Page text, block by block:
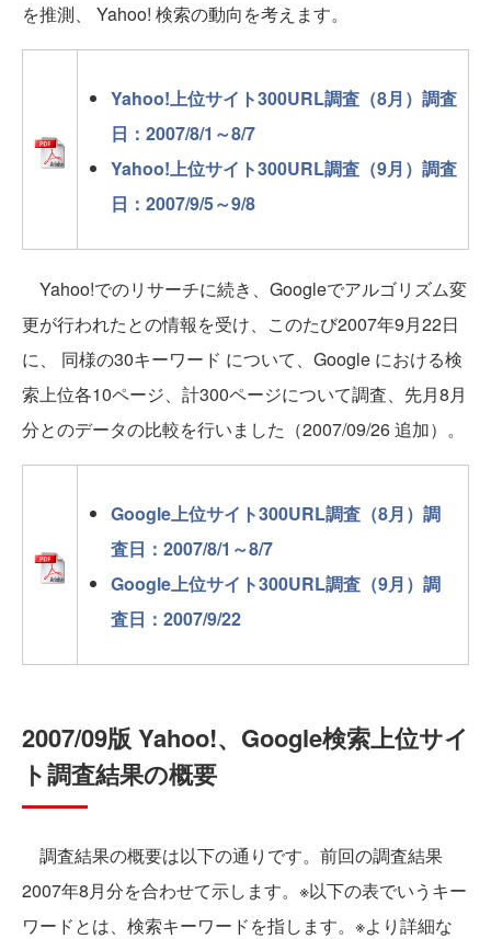
を推測、 Yahoo! 検索の動向を考えます。
Yahoo!上位サイト300URL調査（8月）調査
日：2007/8/1～8/7
Yahoo!上位サイト300URL調査（9月）調査
日：2007/9/5～9/8
Yahoo!でのリサーチに続き、Googleでアルゴリズム変
更が行われたとの情報を受け、このたび2007年9月22日
に、 同様の30キーワード について、Google における検
索上位各10ページ、計300ページについて調査、先月8月
分とのデータの比較を行いました（2007/09/26 追加）。
Google上位サイト300URL調査（8月）調
査日：2007/8/1～8/7
Google上位サイト300URL調査（9月）調
査日：2007/9/22
2007/09版 Yahoo!、Google検索上位サイ
ト調査結果の概要
調査結果の概要は以下の通りです。前回の調査結果
2007年8月分を合わせて示します。※以下の表でいうキー
ワードとは、検索キーワードを指します。※より詳細な